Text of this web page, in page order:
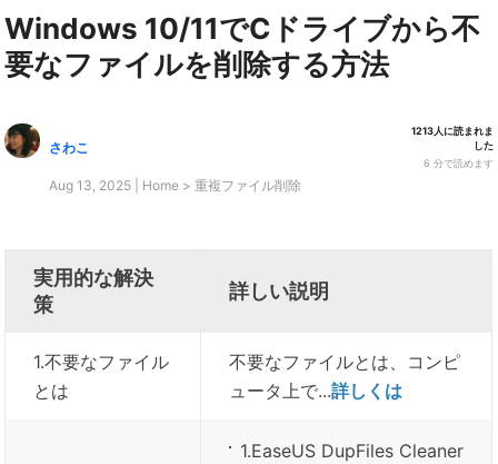
Windows 10/11でCドライブから不
要なファイルを削除する方法
さわこ
Aug 13, 2025 | Home> 重複ファイル削除
1213人に読まれま
した
6 分で読めます
実用的な解決
策
詳しい説明
1.不要なファイル
とは
不要なファイルとは、コンピ
ュータ上で...詳しくは
1.EaseUS DupFiles Cleaner